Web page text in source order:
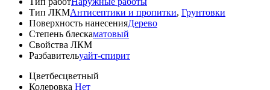
Тип ЛКМАнтисептики и пропитки, Грунтовки
Поверхность нанесенияДерево
Степень блескаматовый
Свойства ЛКМ
Разбавительуайт-спирит
Цветбесцветный
Колеровка Нет